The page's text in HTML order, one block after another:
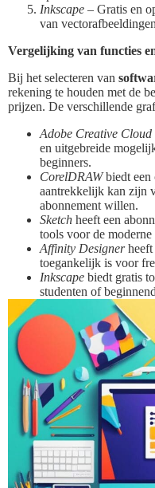
Inkscape – Gratis en
van
Vergelijking van functies
Bij het selecteren van
rekening te houden met de
prijzen. De verschillende
Adobe Creative Cloud
en uitgebreide
beginners.
CorelDRAWbiedt een
aantrekkelijk kan zijn
abonnement willen.
Sketch heeft een
tools voor de
Affinity Designerheeft
toegankelijk is voor
Inkscape biedt gratis
studenten of